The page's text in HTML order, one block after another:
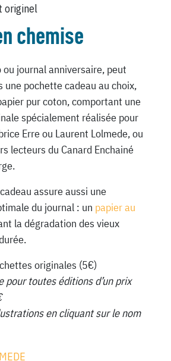
originel
chemise
ou journal anniversaire, peut
une pochette cadeau au choix,
pur coton, comportant une
spécialement réalisée pour
Erre ou Laurent Lolmede, ou
lecteurs du Canard Enchainé
assure aussi une
du journal : un papier au
la dégradation des vieux
originales (5€)
pour toutes éditions d’un prix
en cliquant sur le nom